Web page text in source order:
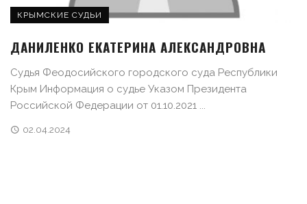
КРЫМСКИЕ СУДЬИ
ДАНИЛЕНКО ЕКАТЕРИНА АЛЕКСАНДРОВНА
Судья Феодосийского городского суда Республики
Крым Информация о судье Указом Президента
Российской Федерации от 01.10.2021 ...
02.04.2024